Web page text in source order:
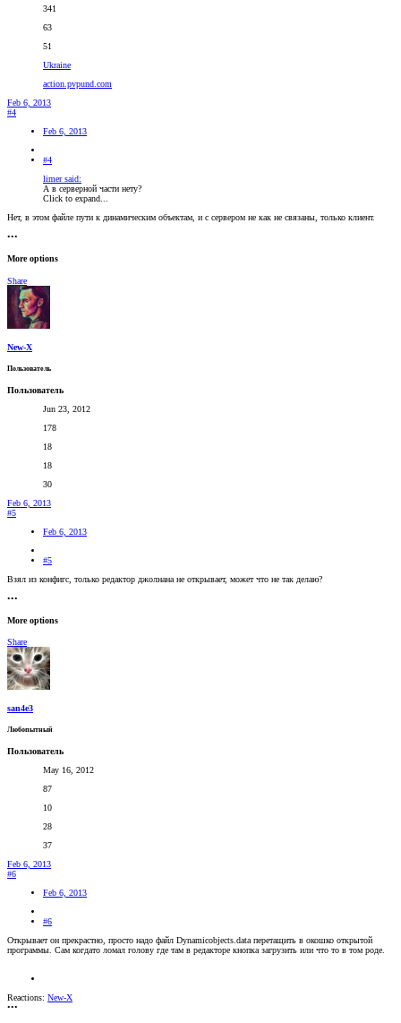
341
63
51
Ukraine
action.pvpund.com
Feb 6, 2013
#4
Feb 6, 2013
#4
limer said:
А в серверной части нету?
Click to expand...
Нет, в этом файле пути к динамическим объектам, и с сервером не как не связаны, только клиент.
•••
More options
Share
New-X
Пользователь
Пользователь
Jun 23, 2012
178
18
18
30
Feb 6, 2013
#5
Feb 6, 2013
#5
Взял из конфигс, только редактор джолнана не открывает, может что не так делаю?
•••
More options
Share
san4e3
Любопытный
Пользователь
May 16, 2012
87
10
28
37
Feb 6, 2013
#6
Feb 6, 2013
#6
Открывает он прекрастно, просто надо файл Dynamicobjects.data перетащить в окошко открытой
программы. Сам когдато ломал голову где там в редакторе кнопка загрузить или что то в том роде.
Reactions: New-X
•••